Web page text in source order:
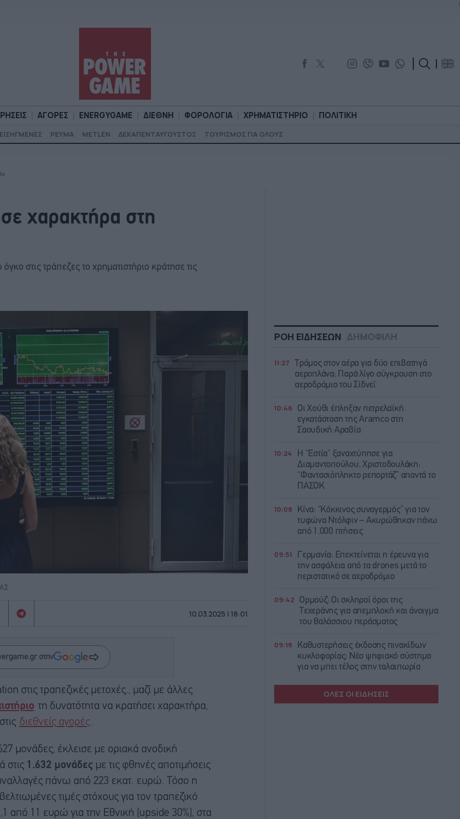
ΑΓΟΡΕΣ ENERGYGAME ΔΙΕΘΝΗ ΦΟΡΟΛΟΓΙΑ ΧΡΗΜΑΤΙΣΤΗΡΙΟ ΠΟΛΙΤΙΚΗ
ΕΙΣΗΓΜΕΝΕΣ ΡΕΥΜΑ METLEN ΔΕΚΑΠΕΝΤΑΥΓΟΥΣΤΟΣ ΤΟΥΡΙΣΜΟΣ ΓΙΑ ΟΛΟΥΣ
χαρακτήρα στη
στις τράπεζες το χρηματιστήριο κράτησε τις
10.03.2025 | 18:01
στην
στις τραπεζικές μετοχές., μαζί με άλλες
τη δυνατότητα να κρατήσει χαρακτήρα,
διεθνείς αγορές .
μονάδες, έκλεισε με οριακά ανοδική
στις 1.632 μονάδεςμε τις φθηνές αποτιμήσεις
πάνω από 223 εκατ. ευρώ. Τόσο η
τιμές στόχους για τον τραπεζικό
από 11 ευρώ για την Εθνική (upside 30%), στα
ΡΟΗ ΕΙΔΗΣΕΩΝ ΔΗΜΟΦΙΛΗ
11:27
Τρόμος στον αέρα για δύο επιβατηγά
αεροπλάνα: Παρά λίγο σύγκρουση στο
αεροδρόμιο του Σίδνεϊ
10:46
Οι Χούθι έπληξαν πετρελαϊκή
εγκατάσταση της Aramco στη
Σαουδική Αραβία
10:24
Η “Εστία” ξαναχτύπησε για
Διαμαντοπούλου, Χριστοδουλάκη:
“Φαντασιόπληκτο ρεπορτάζ” απαντά το
ΠΑΣΟΚ
10:08
Κίνα: “Κόκκινος συναγερμός” για τον
τυφώνα Ντόλφιν – Ακυρώθηκαν πάνω
από 1.000 πτήσεις
09:51
Γερμανία: Επεκτείνεται η έρευνα για
την ασφάλεια από τα drones μετά το
περιστατικό σε αεροδρόμιο
09:42
Ορμούζ: Οι σκληροί όροι της
Τεχεράνης για απεμπλοκή και άνοιγμα
του θαλάσσιου περάσματος
09:18
Καθυστερήσεις έκδοσης πινακίδων
κυκλοφορίας: Νέο ψηφιακό σύστημα
για να μπει τέλος στην ταλαιπωρία
ΟΛΕΣ ΟΙ ΕΙΔΗΣΕΙΣ